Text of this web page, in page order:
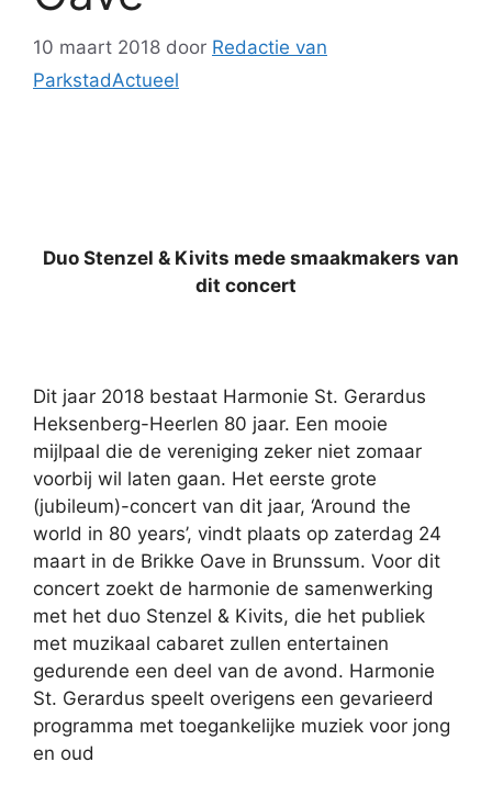
10 maart 2018 door Redactie van
ParkstadActueel
Duo Stenzel & Kivits mede smaakmakers van
dit concert
Dit jaar 2018 bestaat Harmonie St. Gerardus
Heksenberg-Heerlen 80 jaar. Een mooie
mijlpaal die de vereniging zeker niet zomaar
voorbij wil laten gaan. Het eerste grote
(jubileum)-concert van dit jaar, ‘Around the
world in 80 years’, vindt plaats op zaterdag 24
maart in de Brikke Oave in Brunssum. Voor dit
concert zoekt de harmonie de samenwerking
met het duo Stenzel & Kivits, die het publiek
met muzikaal cabaret zullen entertainen
gedurende een deel van de avond. Harmonie
St. Gerardus speelt overigens een gevarieerd
programma met toegankelijke muziek voor jong
en oud